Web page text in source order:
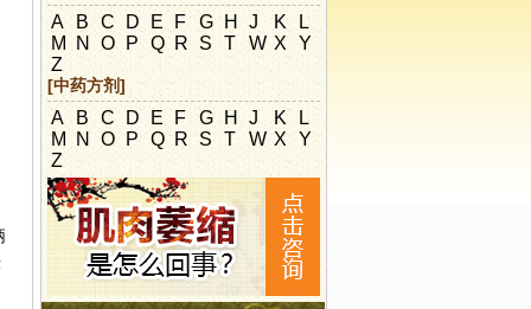
A B C D E F G H J K
L
M N O P Q R S T W X
Y
Z
[中药方剂]
A B C D E F G H J K
L
M N O P Q R S T W X
Y
Z